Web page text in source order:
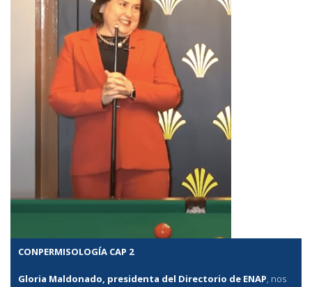
CONPERMISOLOGÍA CAP 2
Gloria Maldonado, presidenta del Directorio de ENAP, nos